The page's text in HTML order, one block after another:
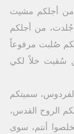
من أجلكم مشيت
من أجلكم
صُلبت مرفوعاً
سُقيت خلاً لكي
سميتكم
الروح القدس،
أنتم، سوى